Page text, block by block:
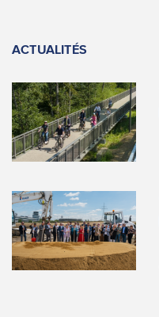
ACTUALITÉS